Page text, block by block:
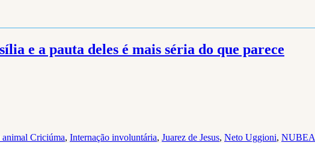
e a pauta deles é mais séria do que parece
animal Criciúma, Internação involuntária, Juarez de Jesus, Neto Uggioni, NUBEA